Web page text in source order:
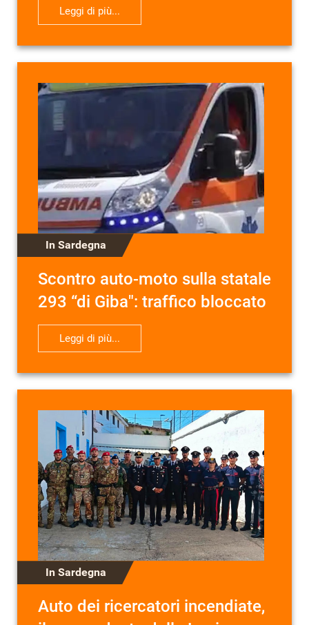
Leggi di più...
In Sardegna
Scontro auto-moto sulla statale
293 “di Giba": traffico bloccato
Leggi di più...
In Sardegna
Auto dei ricercatori incendiate,